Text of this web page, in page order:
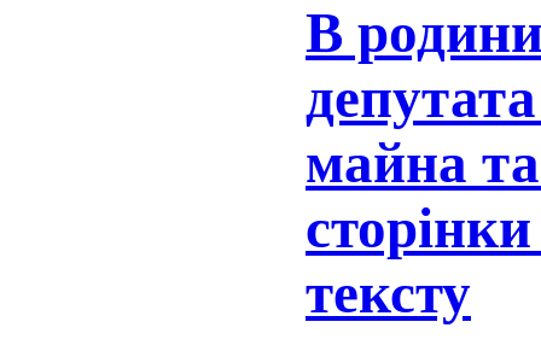
В
майна та
тексту